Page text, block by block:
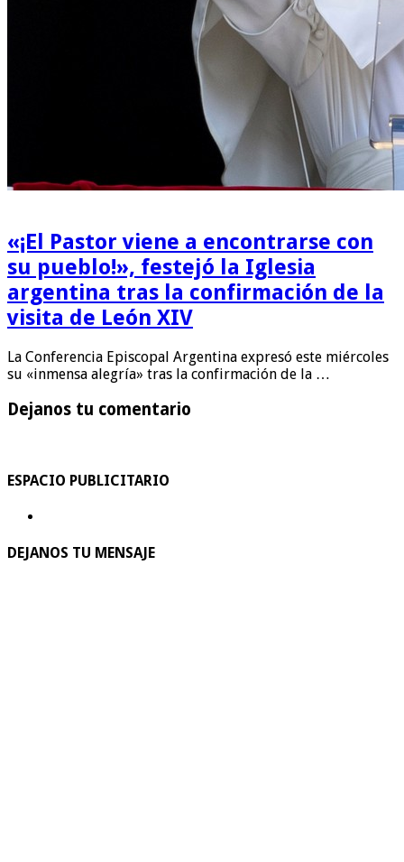
«¡El Pastor viene a encontrarse con
su pueblo!», festejó la Iglesia
argentina tras la confirmación de la
visita de León XIV
La Conferencia Episcopal Argentina expresó este miércoles
su «inmensa alegría» tras la confirmación de la …
Dejanos tu comentario
ESPACIO PUBLICITARIO
DEJANOS TU MENSAJE